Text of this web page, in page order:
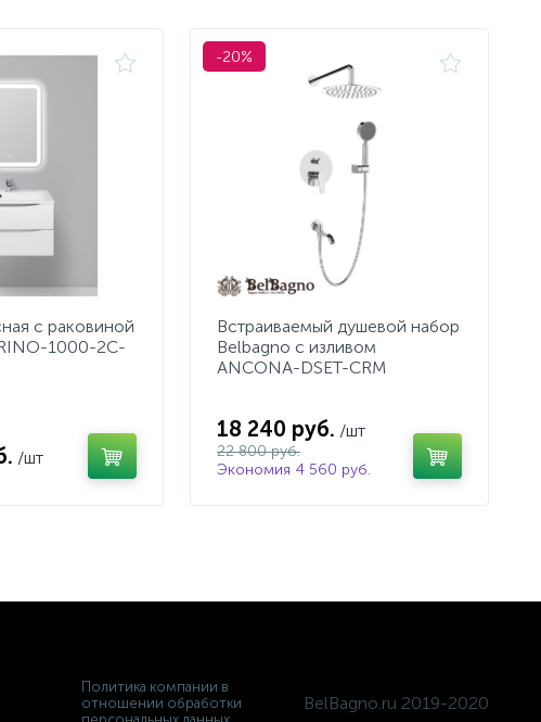
с раковиной
1000-2C-
/шт
-20%
Встраиваемый душевой набор
Belbagno с изливом
ANCONA-DSET-CRM
18 240 руб. /шт
22 800 руб.
Экономия 4 560 руб.
Политика компании в
отношении обработки
BelBagno.ru 2019-2020